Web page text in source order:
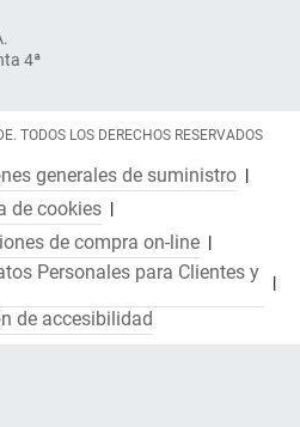
4ª
TODOS LOS DERECHOS RESERVADOS
generales de suministro
de cookies
de compra on-line
Personales para Clientes y
de accesibilidad